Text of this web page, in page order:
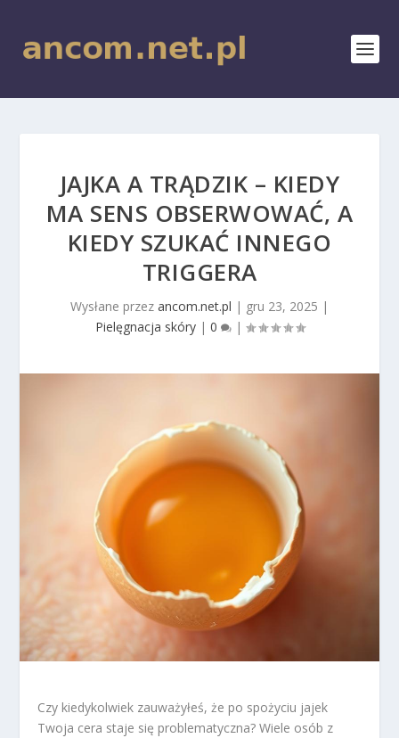
JAJKA A TRĄDZIK – KIEDY
MA SENS OBSERWOWAĆ, A
KIEDY SZUKAĆ INNEGO
TRIGGERA
Wysłane przez ancom.net.pl | gru 23, 2025 |
Pielęgnacja skóry| 0 |
Czy kiedykolwiek zauważyłeś, że po spożyciu jajek
Twoja cera staje się problematyczna? Wiele osób z